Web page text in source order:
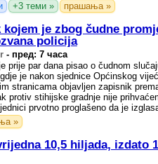
+3 теми » прашања »
je zbog čudne
policija
- пред: 7 часа
prije par dana pisao o čudnom
je nakon sjednice Općinskog
stranicama objavljen zapisnik
protiv stihijske gradnje nije
prvotno proglašeno da je
»
10,5 hiljada, izdato